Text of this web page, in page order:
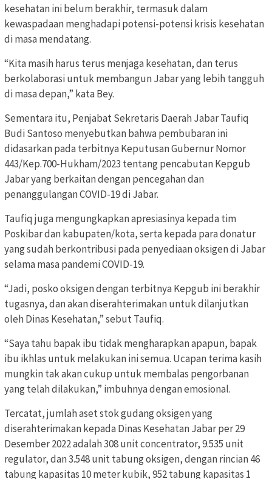
kesehatan ini belum berakhir, termasuk dalam
kewaspadaan menghadapi potensi-potensi krisis kesehatan
di masa mendatang.
“Kita masih harus terus menjaga kesehatan, dan terus
berkolaborasi untuk membangun Jabar yang lebih tangguh
di masa depan,” kata Bey.
Sementara itu, Penjabat Sekretaris Daerah Jabar Taufiq
Budi Santoso menyebutkan bahwa pembubaran ini
didasarkan pada terbitnya Keputusan Gubernur Nomor
443/Kep.700-Hukham/2023 tentang pencabutan Kepgub
Jabar yang berkaitan dengan pencegahan dan
penanggulangan COVID-19 di Jabar.
Taufiq juga mengungkapkan apresiasinya kepada tim
Poskibar dan kabupaten/kota, serta kepada para donatur
yang sudah berkontribusi pada penyediaan oksigen di Jabar
selama masa pandemi COVID-19.
“Jadi, posko oksigen dengan terbitnya Kepgub ini berakhir
tugasnya, dan akan diserahterimakan untuk dilanjutkan
oleh Dinas Kesehatan,” sebut Taufiq.
“Saya tahu bapak ibu tidak mengharapkan apapun, bapak
ibu ikhlas untuk melakukan ini semua. Ucapan terima kasih
mungkin tak akan cukup untuk membalas pengorbanan
yang telah dilakukan,” imbuhnya dengan emosional.
Tercatat, jumlah aset stok gudang oksigen yang
diserahterimakan kepada Dinas Kesehatan Jabar per 29
Desember 2022 adalah 308 unit concentrator, 9.535 unit
regulator, dan 3.548 unit tabung oksigen, dengan rincian 46
tabung kapasitas 10 meter kubik, 952 tabung kapasitas 1